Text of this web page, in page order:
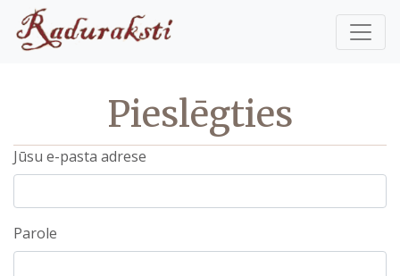
Pieslēgties
Jūsu e-pasta adrese
Parole